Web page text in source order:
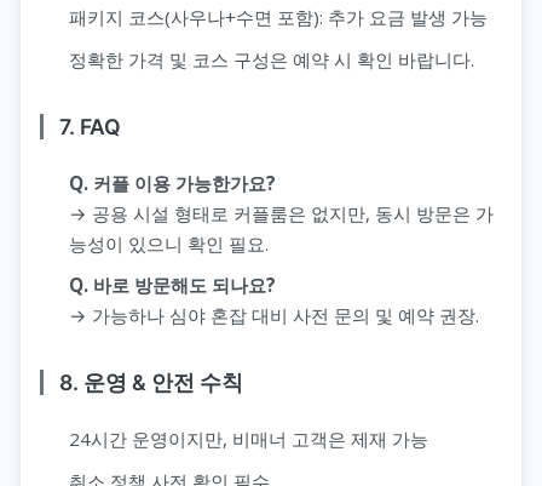
패키지 코스(사우나+수면 포함): 추가 요금 발생 가능
정확한 가격 및 코스 구성은 예약 시 확인 바랍니다.
7. FAQ
Q. 커플 이용 가능한가요?
→ 공용 시설 형태로 커플룸은 없지만, 동시 방문은 가
능성이 있으니 확인 필요.
Q. 바로 방문해도 되나요?
→ 가능하나 심야 혼잡 대비 사전 문의 및 예약 권장.
8. 운영 & 안전 수칙
24시간 운영이지만, 비매너 고객은 제재 가능
취소 정책 사전 확인 필수